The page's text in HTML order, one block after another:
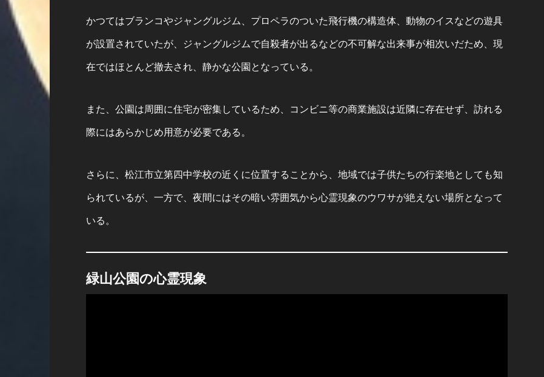
かつてはブランコやジャングルジム、プロペラのついた飛行機の構造体、動物のイスなどの遊具
が設置されていたが、ジャングルジムで自殺者が出るなどの不可解な出来事が相次いだため、現
在ではほとんど撤去され、静かな公園となっている。
また、公園は周囲に住宅が密集しているため、コンビニ等の商業施設は近隣に存在せず、訪れる
際にはあらかじめ用意が必要である。
さらに、松江市立第四中学校の近くに位置することから、地域では子供たちの行楽地としても知
られているが、一方で、夜間にはその暗い雰囲気から心霊現象のウワサが絶えない場所となって
いる。
緑山公園の心霊現象